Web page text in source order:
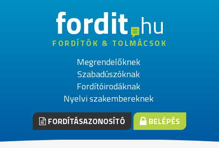
fordithu
FORDÍTÓK & TOLMÁCSOK
Megrendelőknek
Szabadúszóknak
Fordítóirodáknak
Nyelvi szakembereknek
FORDÍTÁSAZONOSÍTÓ BELÉPÉS